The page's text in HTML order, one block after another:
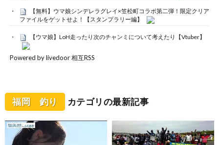
【無料】ウマ娘シンデレラグレイ×笠松町コラボ第二弾！限定クリア
ファイルをゲットせよ！【スタンプラリー編】
【ウマ娘】LoH走ったり次のチャンミについて考えたり【Vtuber】
Powered by livedoor 相互RSS
福岡 釣り カテゴリの最新記事